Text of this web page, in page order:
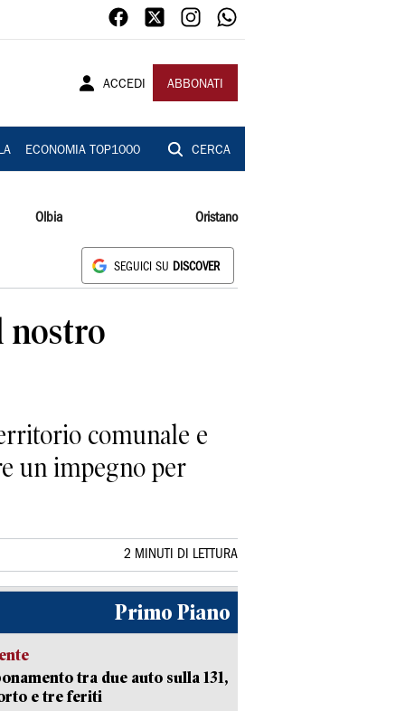
ACCEDI ABBONATI
ECONOMIA TOP1000 CERCA
Olbia Oristano
SEGUICI SU DISCOVER
nostro
comunale e
un impegno per
2 MINUTI DI LETTURA
Primo Piano
tra due auto sulla 131,
e tre feriti